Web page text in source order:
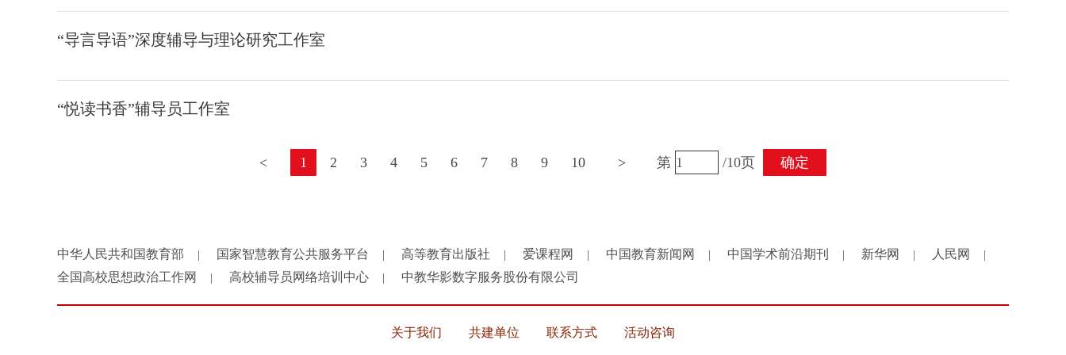
“导言导语”深度辅导与理论研究工作室
“悦读书香”辅导员工作室
< 1 2 3 4 5 6 7 8 9 10 > 第 /10页 确定
中华人民共和国教育部 国家智慧教育公共服务平台 高等教育出版社 爱课程网 中国教育新闻网 中国学术前沿期刊 新华网 人民网
全国高校思想政治工作网 高校辅导员网络培训中心 中教华影数字服务股份有限公司
关于我们 共建单位 联系方式 活动咨询